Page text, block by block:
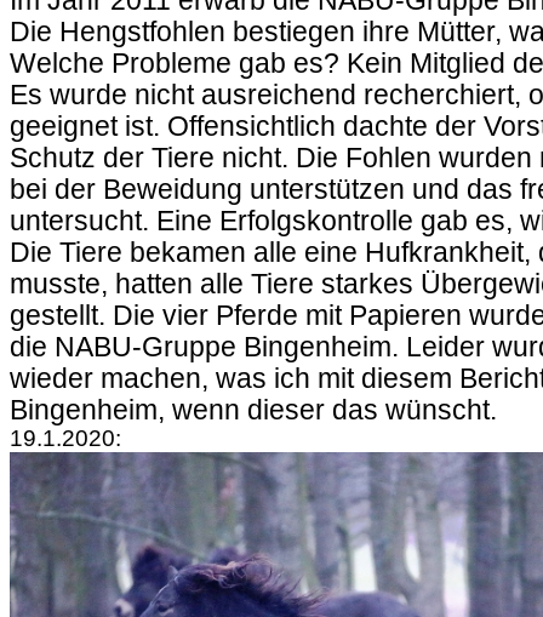
Die Hengstfohlen bestiegen ihre Mütter,
Welche Probleme gab es? Kein Mitglied
Es wurde nicht ausreichend recherchiert,
geeignet ist. Offensichtlich dachte der
Schutz der Tiere nicht. Die Fohlen
bei der Beweidung unterstützen und das
untersucht. Eine Erfolgskontrolle gab es,
Die Tiere bekamen alle eine
musste, hatten alle Tiere starkes
gestellt. Die vier Pferde mit Papieren
die NABU-Gruppe Bingenheim. Leider
wieder machen, was ich mit diesem
Bingenheim, wenn dieser das wünscht.
19.1.2020: